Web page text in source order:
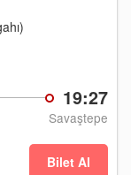
19:27
Savaştepe
Bilet Al